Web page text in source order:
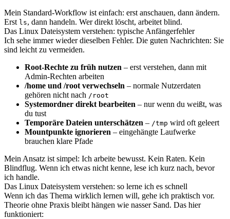
Mein Standard-Workflow ist einfach: erst anschauen, dann ändern.
Erst ls, dann handeln. Wer direkt löscht, arbeitet blind.
Das Linux Dateisystem verstehen: typische Anfängerfehler
Ich sehe immer wieder dieselben Fehler. Die guten Nachrichten: Sie
sind leicht zu vermeiden.
Root-Rechte zu früh nutzen – erst verstehen, dann mit
Admin-Rechten arbeiten
/home und /root verwechseln – normale Nutzerdaten
gehören nicht nach /root
Systemordner direkt bearbeiten – nur wenn du weißt, was
du tust
Temporäre Dateien unterschätzen – /tmp wird oft geleert
Mountpunkte ignorieren – eingehängte Laufwerke
brauchen klare Pfade
Mein Ansatz ist simpel: Ich arbeite bewusst. Kein Raten. Kein
Blindflug. Wenn ich etwas nicht kenne, lese ich kurz nach, bevor
ich handle.
Das Linux Dateisystem verstehen: so lerne ich es schnell
Wenn ich das Thema wirklich lernen will, gehe ich praktisch vor.
Theorie ohne Praxis bleibt hängen wie nasser Sand. Das hier
funktioniert: